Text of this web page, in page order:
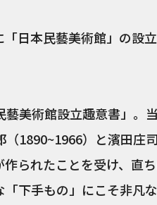
日本民藝美術館」の設
美術館設立趣意書」。
1890~1966）と濱田庄司
られたことを受け、直
下手もの」にこそ非凡